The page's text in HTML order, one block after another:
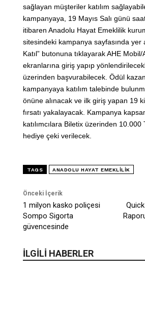
sağlayan müşteriler katılım
kampanyaya, 19 Mayıs Salı günü
itibaren Anadolu Hayat Emeklilik
sitesindeki kampanya sayfasında yer
Katıl” butonuna tıklayarak AHE
ekranlarına giriş yapıp
üzerinden başvurabilecek. Ödül
kampanyaya katılım talebinde
önüne alınacak ve ilk giriş yapan 19
fırsatı yakalayacak. Kampanya
katılımcılara Biletix üzerinden
hediye çeki verilecek.
TAGS ANADOLU HAYAT EMEKLILIK
Önceki İçerik
1 milyon kasko poliçesi
Sompo Sigorta
güvencesinde
İLGİLİ HABERLER